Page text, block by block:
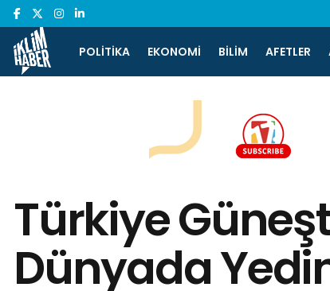
POLITIKA EKONOMI BILIM AFETLER
Türkiye
Dünyada